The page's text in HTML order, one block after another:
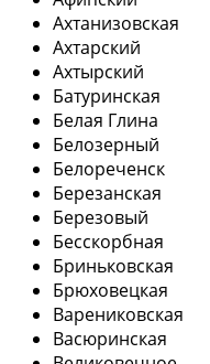
Ахтанизовская
Ахтарский
Ахтырский
Батуринская
Белая Глина
Белозерный
Белореченск
Березанская
Березовый
Бесскорбная
Бриньковская
Брюховецкая
Варениковская
Васюринская